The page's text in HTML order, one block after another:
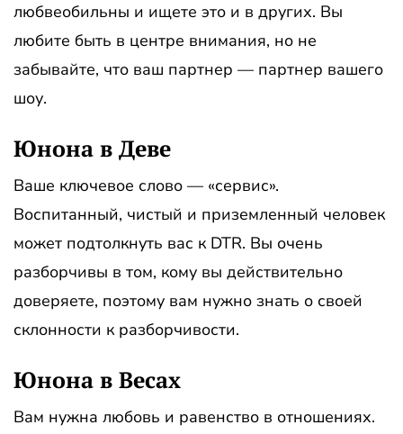
любвеобильны и ищете это и в других. Вы
любите быть в центре внимания, но не
забывайте, что ваш партнер — партнер вашего
шоу.
Юнона в Деве
Ваше ключевое слово — «сервис».
Воспитанный, чистый и приземленный человек
может подтолкнуть вас к DTR. Вы очень
разборчивы в том, кому вы действительно
доверяете, поэтому вам нужно знать о своей
склонности к разборчивости.
Юнона в Весах
Вам нужна любовь и равенство в отношениях.